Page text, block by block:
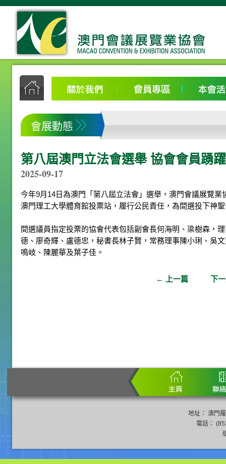
會展動態
第八屆澳門立法會選舉 協會會員踴
2025-09-17
今年9月14日為澳門「第八屆立法會」選舉，澳門會議展覽
澳門理工大學體育館投票站，履行公民責任，為間選投下神
間選議員指定投票的協會代表包括副會長何海明、梁樹森，
德、廖奇輝、盧德忠，秘書長林子賢，常務理事陳小琍、吳
鳴岐、陳麗華及葉子佳。
← 上一篇 下
地址： 澳門
電話：